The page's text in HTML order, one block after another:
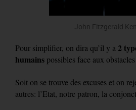
John Fitzgerald
Pour simplifier, on dira qu’il y a2
humains possibles face aux
Soit on se trouve des excuses et on
autres: l’Etat, notre patron, la